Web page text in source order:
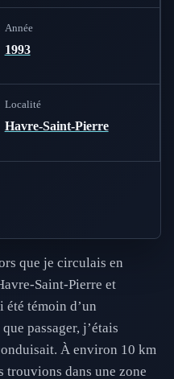
Année
1993
Localité
Havre-Saint-Pierre
que je circulais en
Saint-Pierre et
témoin d’un
passager, j’étais
À environ 10 km
trouvions dans une zone